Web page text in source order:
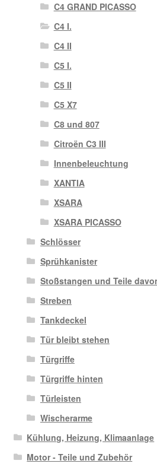
C4 GRAND PICASSO
C4 I.
C4 II
C5 I.
C5 II
C5 X7
C8 und 807
Citroën C3 III
Innenbeleuchtung
XANTIA
XSARA
XSARA PICASSO
Schlösser
Sprühkanister
Stoßstangen und Teile
Streben
Tankdeckel
Tür bleibt stehen
Türgriffe
Türgriffe hinten
Türleisten
Wischerarme
Kühlung, Heizung, Klimaanlage
Motor - Teile und Zubehör